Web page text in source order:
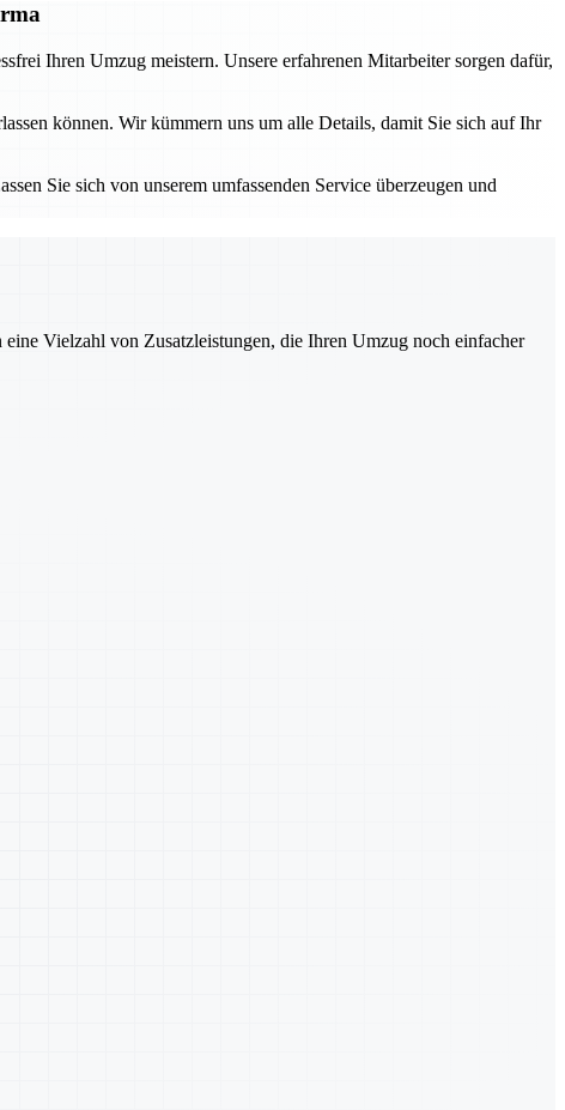
Ihren Umzug meistern. Unsere erfahrenen Mitarbeiter sorgen dafür,
können. Wir kümmern uns um alle Details, damit Sie sich auf Ihr
Sie sich von unserem umfassenden Service überzeugen und
Vielzahl von Zusatzleistungen, die Ihren Umzug noch einfacher